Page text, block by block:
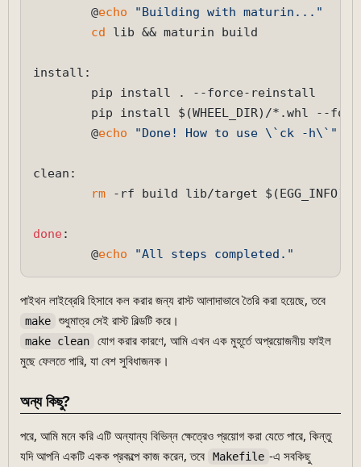
        @
echo
"Building with maturin..."
cd lib && maturin build
install:
        pip install . --force-reinstall
pip install $(WHEEL_DIR)/*.whl --
        @
echo "Done! How to use \`ck -h\`"
clean:
rm -rf build lib/target $(EGG_INFO)
done :
        @
echo "All steps completed."
পাইথন লাইব্রেরি হিসাবে কল করার জন্য রাস্ট আলাদাভাবে তৈরি করা হয়েছে, তবে
make শুধুমাত্র সেই রাস্ট বিল্ডটি করে।
make clean
যোগ করার কারণে, আমি এখন এক মুহূর্তে অপ্রয়োজনীয় ফাইল
মুছে ফেলতে পারি, যা বেশ সুবিধাজনক।
অন্য কিছু?
পরে, আমি মনে করি এটি অন্যান্য বিভিন্ন ক্ষেত্রেও প্রয়োগ করা যেতে পারে, কিন্তু
যদি আপনি একটি একক প্রকল্পে কাজ করেন, তবে
Makefile -এ সবকিছু